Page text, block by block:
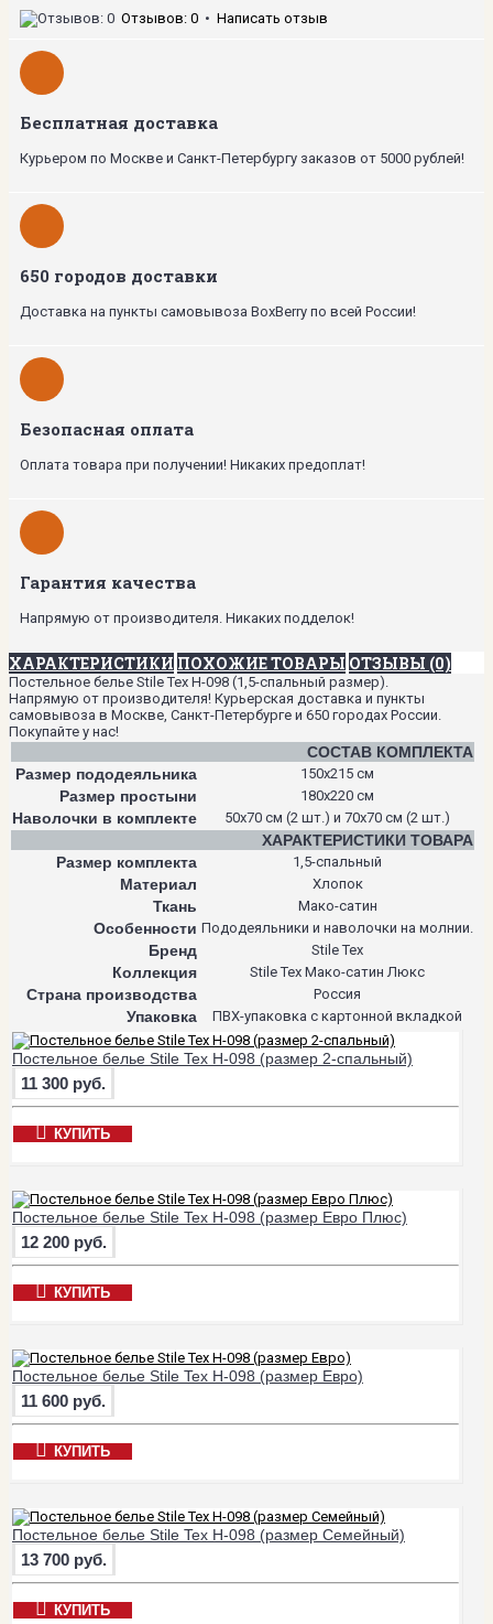
Отзывов: 0 • Написать отзыв
Бесплатная доставка
Курьером по Москве и Санкт-Петербургу заказов от 5000 рублей!
650 городов доставки
Доставка на пункты самовывоза BoxBerry по всей России!
Безопасная оплата
Оплата товара при получении! Никаких предоплат!
Гарантия качества
Напрямую от производителя. Никаких подделок!
ХАРАКТЕРИСТИКИ ПОХОЖИЕ ТОВАРЫ ОТЗЫВЫ (0)
Постельное белье Stile Tex H-098 (1,5-спальный размер).
Напрямую от производителя! Курьерская доставка и пункты
самовывоза в Москве, Санкт-Петербурге и 650 городах России.
Покупайте у нас!
СОСТАВ КОМПЛЕКТА
Размер пододеяльника
150х215 см
Размер простыни 180х220 см
Наволочки в комплекте 50х70 см (2 шт.) и 70х70 см (2 шт.)
ХАРАКТЕРИСТИКИ ТОВАРА
Размер комплекта
1,5-спальный
Материал Хлопок
Ткань Мако-сатин
Особенности Пододеяльники и наволочки на молнии.
Бренд Stile Tex
Коллекция Stile Tex Мако-сатин Люкс
Страна производства Россия
Упаковка ПВХ-упаковка с картонной вкладкой
Постельное белье Stile Tex H-098 (размер 2-спальный)
11 300 руб.
КУПИТЬ
Постельное белье Stile Tex H-098 (размер Евро Плюс)
12 200 руб.
КУПИТЬ
Постельное белье Stile Tex H-098 (размер Евро)
11 600 руб.
КУПИТЬ
Постельное белье Stile Tex H-098 (размер Семейный)
13 700 руб.
КУПИТЬ